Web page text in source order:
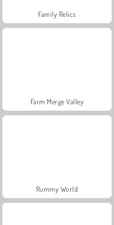
Family Relics
Farm Merge Valley
Rummy World